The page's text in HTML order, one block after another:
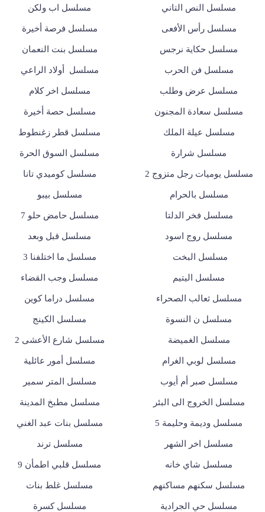
مسلسل النص التاني مسلسل اب ولكن
مسلسل رأس الأفعى مسلسل فرصة أخيرة
مسلسل حكاية نرجس مسلسل بنت النعمان
مسلسل فن الحرب مسلسل أولاد الراعي
مسلسل عرض وطلب مسلسل اخر كلام
مسلسل سعادة المجنون مسلسل حصة أخيرة
مسلسل عيلة الملك مسلسل قطر زغنطوط
مسلسل شرارة مسلسل السوق الحرة
مسلسل يوميات رجل متزوج 2 مسلسل كوميدي تانا
مسلسل بالحرام مسلسل بيبو
مسلسل فخر الدلتا مسلسل حامض حلو 7
مسلسل روج اسود مسلسل قبل وبعد
مسلسل البخت مسلسل ما اختلفنا 3
مسلسل اليتيم مسلسل وجب القضاء
مسلسل ثعالب الصحراء مسلسل دراما كوين
مسلسل ن النسوة مسلسل الكينج
مسلسل الغميضة مسلسل شارع الأعشى 2
مسلسل لوبي الغرام مسلسل أمور عائلية
مسلسل صبر أم أيوب مسلسل المتر سمير
مسلسل الخروج الى البئر مسلسل مطبخ المدينة
مسلسل وديمة وحليمة 5 مسلسل بنات عبد الغني
مسلسل اخر الشهر مسلسل ترند
مسلسل شاي خانه مسلسل قلبي اطمأن 9
مسلسل سكنهم مساكنهم مسلسل غلط بنات
مسلسل حي الجرادية مسلسل كسرة